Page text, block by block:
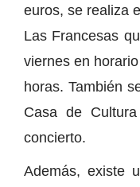
euros, se realiza
Las Francesas
viernes en
horas. También
Casa de
concierto.
Además, existe